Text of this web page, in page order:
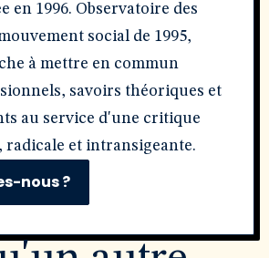
en 1996. Observatoire des
social de 1995,
à mettre en commun
savoirs théoriques et
au service d'une critique
radicale et intransigeante.
nous ?